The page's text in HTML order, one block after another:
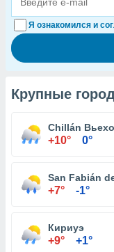
Я ознакомился и
Крупные
Chillán Вьехо
+10° 0°
San Fabián
+7° -1°
Кириуэ
+9° +1°